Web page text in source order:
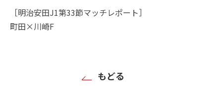
［明治安田J1第33節マッチレポート］
町田×川崎F
もどる